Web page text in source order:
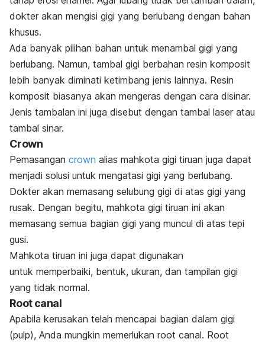
dokter akan mengisi gigi yang berlubang dengan bahan
khusus.
Ada banyak pilihan bahan untuk menambal gigi yang
berlubang. Namun, tambal gigi berbahan resin komposit
lebih banyak diminati ketimbang jenis lainnya. Resin
komposit biasanya akan mengeras dengan cara disinar.
Jenis tambalan ini juga disebut dengan tambal laser atau
tambal sinar.
Crown
Pemasangan crown alias mahkota gigi tiruan juga dapat
menjadi solusi untuk mengatasi gigi yang berlubang.
Dokter akan memasang selubung gigi di atas gigi yang
rusak. Dengan begitu, mahkota gigi tiruan ini akan
memasang semua bagian gigi yang muncul di atas tepi
gusi.
Mahkota tiruan ini juga dapat digunakan
untuk memperbaiki, bentuk, ukuran, dan tampilan gigi
yang tidak normal.
Root canal
Apabila kerusakan telah mencapai bagian dalam gigi
(pulp), Anda mungkin memerlukan root canal. Root